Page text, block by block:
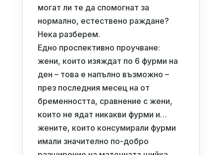
могат ли те да спомогнат за
нормално, естествено раждане?
Нека разберем.
Едно проспективно проучване:
жени, които изяждат по 6 фурми на
ден – това е напълно възможно –
през последния месец на от
бременността, сравнение с жени,
които не ядат никакви фурми и…
жените, които консумирали фурми
имали значително по-добро